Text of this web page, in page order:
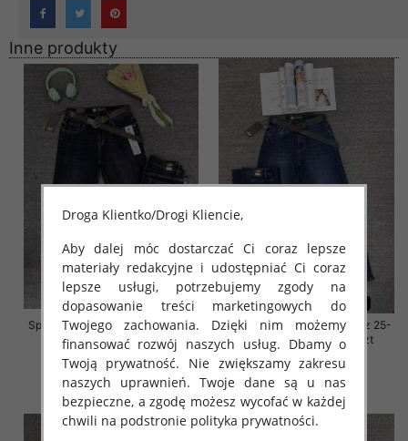
Inne produkty
Spodnie damskie jeansy Roz 29-
36, 1 Kolor Paczka 10 szt
57.00 zł
szczegóły
Spodnie damskie jeansy Roz 25-
30, 1 Kolor Paczka 10 szt
61.00 zł
szczegóły
Droga Klientko/Drogi Kliencie,
Aby dalej móc dostarczać Ci coraz lepsze
materiały redakcyjne i udostępniać Ci coraz
lepsze usługi, potrzebujemy zgody na
dopasowanie treści marketingowych do
Twojego zachowania. Dzięki nim możemy
finansować rozwój naszych usług. Dbamy o
Twoją prywatność. Nie zwiększamy zakresu
naszych uprawnień. Twoje dane są u nas
bezpieczne, a zgodę możesz wycofać w każdej
chwili na podstronie polityka prywatności.